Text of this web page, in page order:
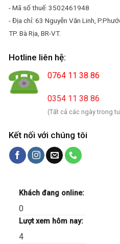
- Mã số thuế: 3502461948
- Địa chỉ: 63 Nguyễn Văn Linh,
TP. Bà Rịa, BR-VT.
Hotline liên hệ:
0764 11 38 86
0354 11 38 86
(Tất cả các ngày trong
Kết nối với chúng tôi
Khách đang online:
0
Lượt xem hôm nay:
4